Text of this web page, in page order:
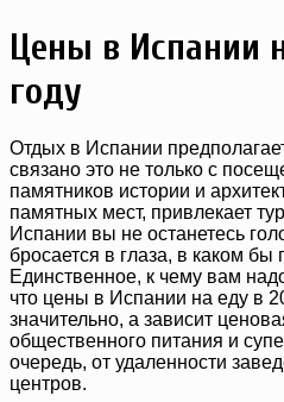
Цены в Испании
году
Отдых в Испании
связано это не только с
памятников истории и
памятных мест, привлекает
Испании вы не останетесь
бросается в глаза, в каком бы
Единственное, к чему вам
что цены в Испании на еду в
значительно, а зависит
общественного питания и
очередь, от удаленности
центров.